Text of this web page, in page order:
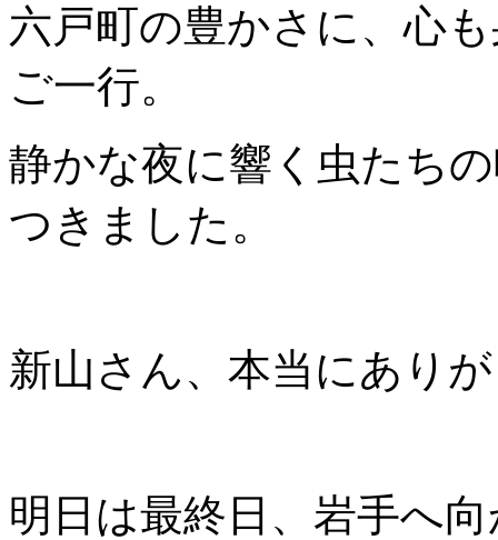
六戸町の豊かさに、心
ご一行。
静かな夜に響く虫たち
つきました。
新山さん、本当にあり
明日は最終日、岩手へ